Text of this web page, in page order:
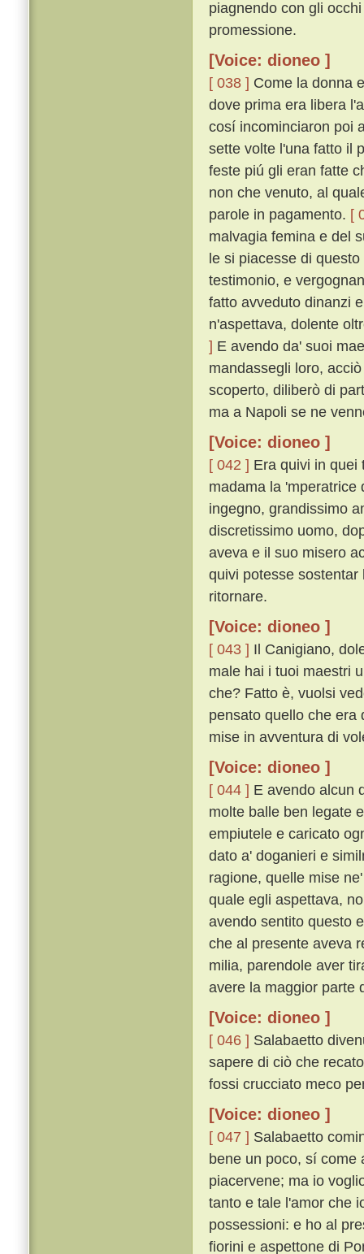
piagnendo con gli
promessione.
[Voice: dioneo ]
[ 038 ] Come la donna
dove prima era libera
cosí incominciaron poi
sette volte l'una fatto il
feste piú gli eran fatte
non che venuto, al
parole in pagamento. [
malvagia femina e del
le si piacesse di
testimonio, e
fatto avveduto dinanzi
n'aspettava, dolente
] E avendo da' suoi
mandassegli loro,
scoperto, diliberò di
ma a Napoli se ne
[Voice: dioneo ]
[ 042 ] Era quivi in quei
madama la 'mperatrice
ingegno, grandissimo
discretissimo uomo,
aveva e il suo misero
quivi potesse
ritornare.
[Voice: dioneo ]
[ 043 ] Il Canigiano,
male hai i tuoi maestri
che? Fatto è, vuolsi
pensato quello che era
mise in avventura di
[Voice: dioneo ]
[ 044 ] E avendo alcun
molte balle ben legate
empiutele e caricato
dato a' doganieri e
ragione, quelle mise
quale egli aspettava,
avendo sentito questo
che al presente aveva
milia, parendole aver
avere la maggior parte
[Voice: dioneo ]
[ 046 ] Salabaetto
sapere di ciò che
fossi crucciato meco
[Voice: dioneo ]
[ 047 ] Salabaetto
bene un poco, sí come
piacervene; ma io
tanto e tale l'amor che
possessioni: e ho al
fiorini e aspettone di